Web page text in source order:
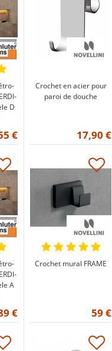
D
€
Crochet en acier pour
paroi de douche
17,90 €
A
€
Crochet mural FRAME
59 €